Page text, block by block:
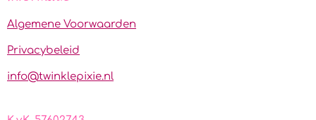
o
k
g
a
A
p
Algemene Voorwaarden
Privacybeleid
info@twinklepixie.nl